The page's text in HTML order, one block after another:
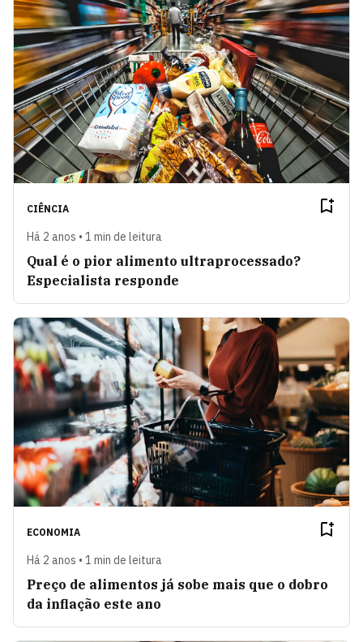
CIÊNCIA
Há 2 anos • 1 min de leitura
Qual é o pior alimento ultraprocessado?
Especialista responde
ECONOMIA
Há 2 anos • 1 min de leitura
Preço de alimentos já sobe mais que o dobro
da inflação este ano